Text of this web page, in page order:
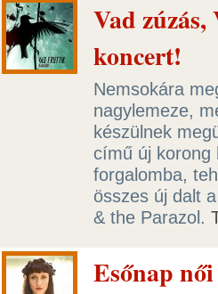
Vad
koncert!
Nemsokára
nagylemeze,
készülnek
című új korong
forgalomba,
összes új dalt
& the Parazol.
Esőnap